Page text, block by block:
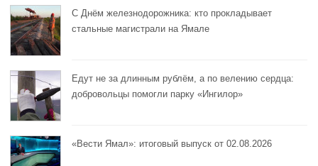
С Днём железнодорожника: кто прокладывает
стальные магистрали на Ямале
Едут не за длинным рублём, а по велению сердца:
добровольцы помогли парку «Ингилор»
«Вести Ямал»: итоговый выпуск от 02.08.2026